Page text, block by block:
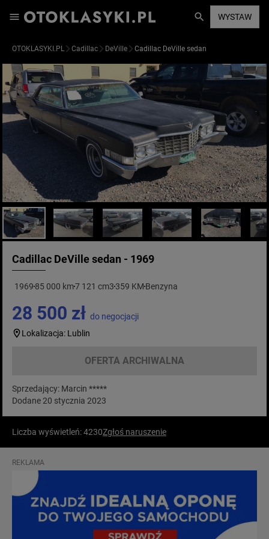
WYSTAW
OTOKLASYKI.PL Cadillac DeVille Cadillac DeVille sedan
Cadillac DeVille sedan - 1969
1969 85 000 km7 121 cm3 359 KM Benzyna
28 500 zł do negocjacji
Lokalizacja: Lublin
OFERTA ARCHIWALNA
Sprzedający: Marcin *****
Dodane 20 stycznia 2023
Liczba wyświetleń: 4230Zgłoś naruszenie
REKLAMA